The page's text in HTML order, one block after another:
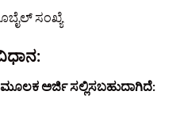
ಸಂಖ್ಯೆ
ಅರ್ಜಿ ಸಲ್ಲಿಸಬಹುದಾಗಿದೆ: